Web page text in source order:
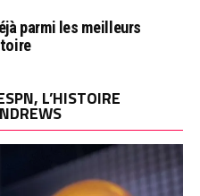
parmi les meilleurs
L’HISTOIRE